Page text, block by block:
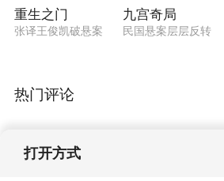
重生之门
张译王俊凯破悬案
九宫奇局
民国悬案层层反转
热门评论
打开方式